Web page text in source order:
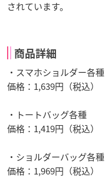
されています。
商品詳細
・スマホショルダー各種
価格：1,639円（税込）
・トートバッグ各種
価格：1,419円（税込）
・ショルダーバッグ各種
価格：1,969円（税込）